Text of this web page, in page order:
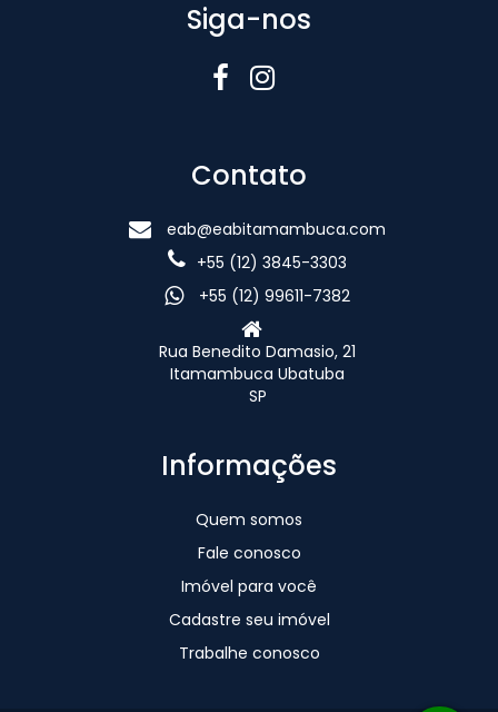
Siga-nos
Contato
eab@eabitamambuca.com
+55 (12) 3845-3303
+55 (12) 99611-7382
Rua Benedito Damasio, 21
Itamambuca Ubatuba
SP
Informações
Quem somos
Fale conosco
Imóvel para você
Cadastre seu imóvel
Trabalhe conosco